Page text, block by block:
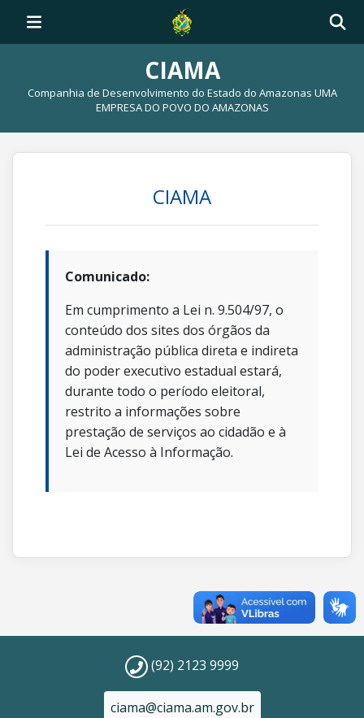
CIAMA
Companhia de Desenvolvimento do Estado do Amazonas UMA
EMPRESA DO POVO DO AMAZONAS
CIAMA
Comunicado:
Em cumprimento a Lei n. 9.504/97, o
conteúdo dos sites dos órgãos da
administração pública direta e indireta
do poder executivo estadual estará,
durante todo o período eleitoral,
restrito a informações sobre
prestação de serviços ao cidadão e à
Lei de Acesso à Informação.
(92) 2123 9999
ciama@ciama.am.gov.br